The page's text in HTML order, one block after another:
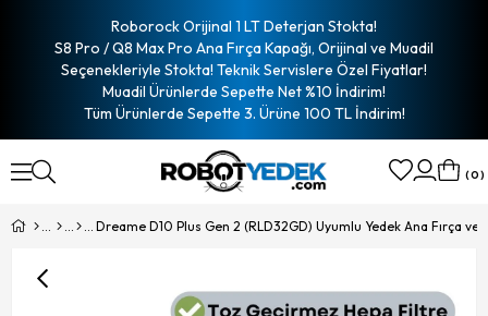
Roborock Orijinal 1 LT Deterjan Stokta!
S8 Pro / Q8 Max Pro Ana Fırça Kapağı, Orijinal ve Muadil
Seçenekleriyle Stokta! Teknik Servislere Özel Fiyatlar!
Muadil Ürünlerde Sepette Net %10 İndirim!
Tüm Ürünlerde Sepette 3. Ürüne 100 TL İndirim!
0